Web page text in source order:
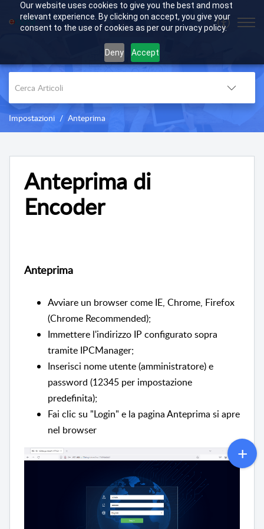
Our website uses cookies to give you the best and most
relevant experience. By clicking on accept, you give your
consent to the use of cookies as per our privacy policy.
Deny Accept
Impostazioni Anteprima
Anteprima di
Encoder
Anteprima
Avviare un browser come IE, Chrome, Firefox
(Chrome Recommended);
Immettere l'indirizzo IP configurato sopra
tramite IPCManager;
Inserisci nome utente (amministratore) e
password (12345 per impostazione
predefinita);
Fai clic su "Login" e la pagina Anteprima si apre
nel browser